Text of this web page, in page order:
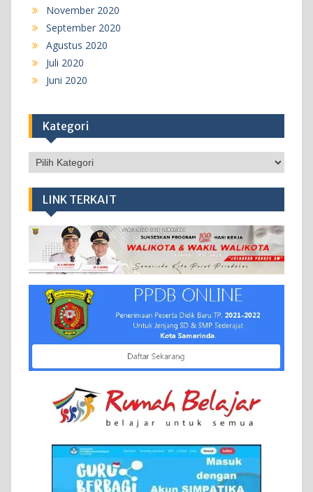
November 2020
September 2020
Agustus 2020
Juli 2020
Juni 2020
Kategori
Kategori
LINK TERKAIT